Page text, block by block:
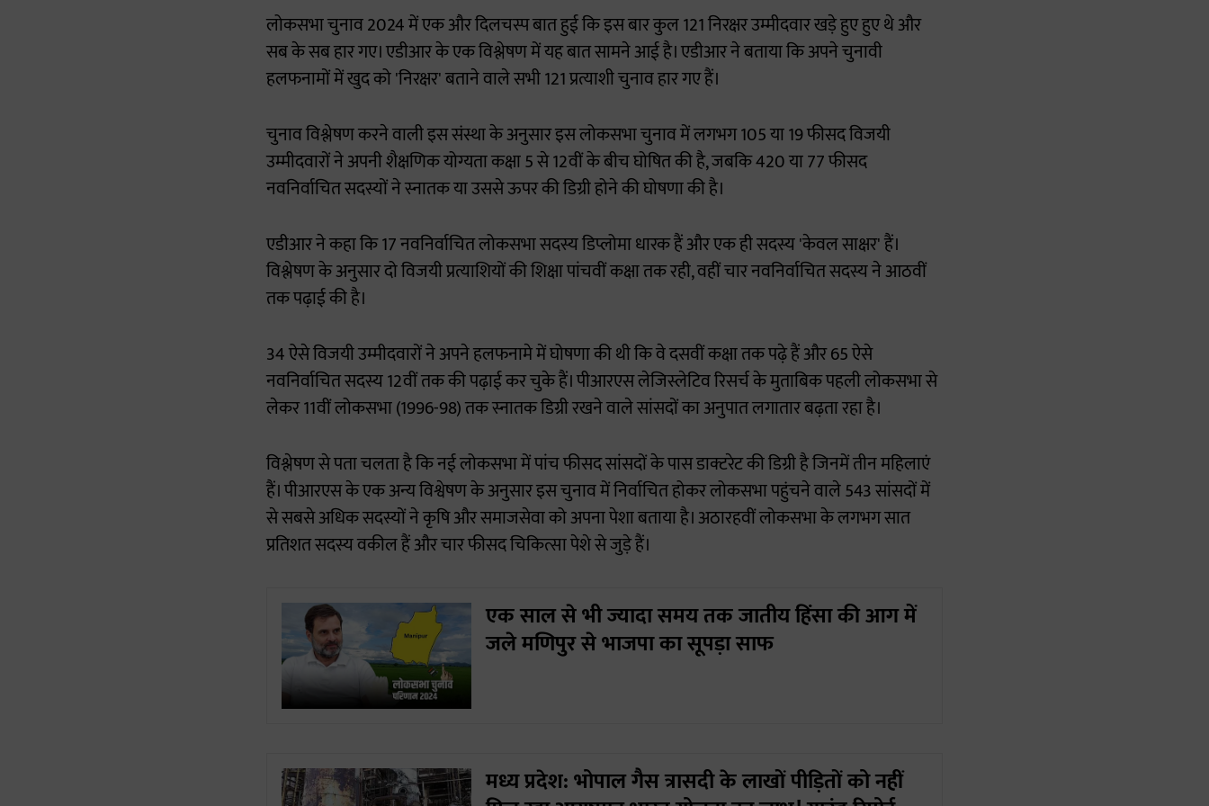
लोकसभा चुनाव 2024 में एक और दिलचस्प बात हुई कि इस बार कुल 121 निरक्षर उम्मीदवार खड़े हुए हुए थे और
सब के सब हार गए। एडीआर के एक विश्लेषण में यह बात सामने आई है। एडीआर ने बताया कि अपने चुनावी
हलफनामों में खुद को 'निरक्षर' बताने वाले सभी 121 प्रत्याशी चुनाव हार गए हैं।
चुनाव विश्लेषण करने वाली इस संस्था के अनुसार इस लोकसभा चुनाव में लगभग 105 या 19 फीसद विजयी
उम्मीदवारों ने अपनी शैक्षणिक योग्यता कक्षा 5 से 12वीं के बीच घोषित की है, जबकि 420 या 77 फीसद
नवनिर्वाचित सदस्यों ने स्नातक या उससे ऊपर की डिग्री होने की घोषणा की है।
एडीआर ने कहा कि 17 नवनिर्वाचित लोकसभा सदस्य डिप्लोमा धारक हैं और एक ही सदस्य 'केवल साक्षर' हैं।
विश्लेषण के अनुसार दो विजयी प्रत्याशियों की शिक्षा पांचवीं कक्षा तक रही, वहीं चार नवनिर्वाचित सदस्य ने आठवीं
तक पढ़ाई की है।
34 ऐसे विजयी उम्मीदवारों ने अपने हलफनामे में घोषणा की थी कि वे दसवीं कक्षा तक पढ़े हैं और 65 ऐसे
नवनिर्वाचित सदस्य 12वीं तक की पढ़ाई कर चुके हैं। पीआरएस लेजिस्लेटिव रिसर्च के मुताबिक पहली लोकसभा से
लेकर 11वीं लोकसभा (1996-98) तक स्नातक डिग्री रखने वाले सांसदों का अनुपात लगातार बढ़ता रहा है।
विश्लेषण से पता चलता है कि नई लोकसभा में पांच फीसद सांसदों के पास डाक्टरेट की डिग्री है जिनमें तीन महिलाएं
हैं। पीआरएस के एक अन्य विश्वेषण के अनुसार इस चुनाव में निर्वाचित होकर लोकसभा पहुंचने वाले 543 सांसदों में
से सबसे अधिक सदस्यों ने कृषि और समाजसेवा को अपना पेशा बताया है। अठारहवीं लोकसभा के लगभग सात
प्रतिशत सदस्य वकील हैं और चार फीसद चिकित्सा पेशे से जुड़े हैं।
एक साल से भी ज्यादा समय तक जातीय हिंसा की आग में
जले मणिपुर से भाजपा का सूपड़ा साफ
मध्य प्रदेश: भोपाल गैस त्रासदी के लाखों पीड़ितों को नहीं